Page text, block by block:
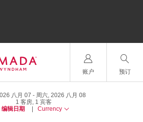
账户 预订
八月 07
周六, 2026 八月 08
1 客房, 1 宾客
编辑日期
Currency